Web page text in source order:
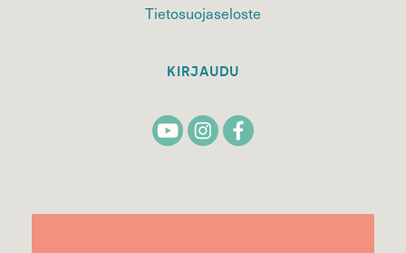
Tietosuojaseloste
KIRJAUDU